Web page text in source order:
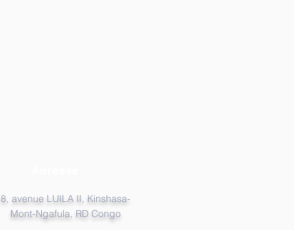
8, avenue LUILA II, Kinshasa-
Mont-Ngafula, RD Congo